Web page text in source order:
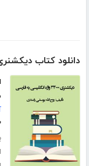
دانلود کتاب دیکشنری 33000 واژه انگلیسی به